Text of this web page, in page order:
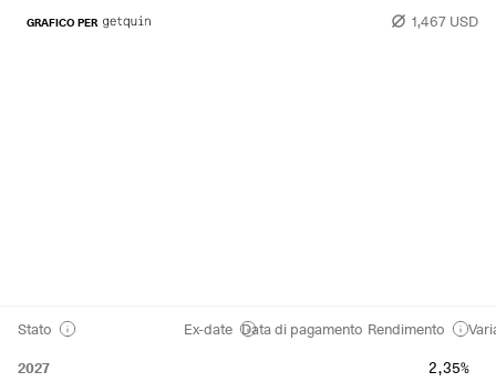
1,467 USD
GRAFICO PER
Stato Ex-date Data di pagamento Rendimento
2027
2,35%